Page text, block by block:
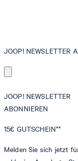
JOOP! NEWSLETTER
JOOP! NEWSLETTER
ABONNIEREN
15€ GUTSCHEIN**
Melden Sie sich jetzt